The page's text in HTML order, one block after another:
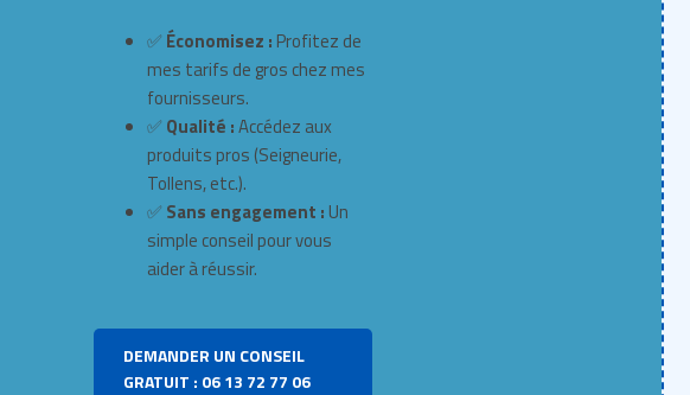
✅ Économisez : Profitez de
mes tarifs de gros chez mes
fournisseurs.
✅ Qualité :Accédez aux
produits pros (Seigneurie,
Tollens, etc.).
✅ Sans engagement : Un
simple conseil pour vous
aider à réussir.
DEMANDER UN CONSEIL
GRATUIT : 06 13 72 77 06